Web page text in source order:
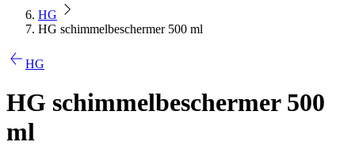
HG
HG schimmelbeschermer 500 ml
HG
HG schimmelbeschermer 500
ml